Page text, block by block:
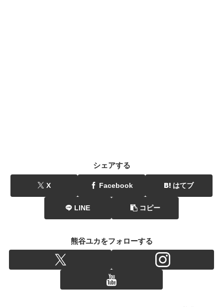
シェアする
X Facebook はてブ
LINE コピー
熊谷ユカをフォローする